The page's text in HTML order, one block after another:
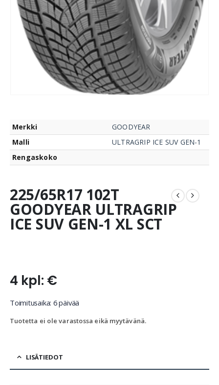
Merkki
GOODYEAR
Malli
ULTRAGRIP ICE SUV GEN-1
Rengaskoko
225/65R17 102T
GOODYEAR ULTRAGRIP
ICE SUV GEN-1 XL SCT
4 kpl: €
Toimitusaika: 6 päivää
Tuotetta ei ole varastossa eikä myytävänä.
LISÄTIEDOT